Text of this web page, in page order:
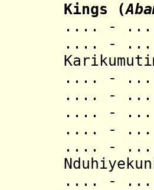
Kings (
.... -
.... -
.... -
.... -
.... -
.... -
.... -
.... -